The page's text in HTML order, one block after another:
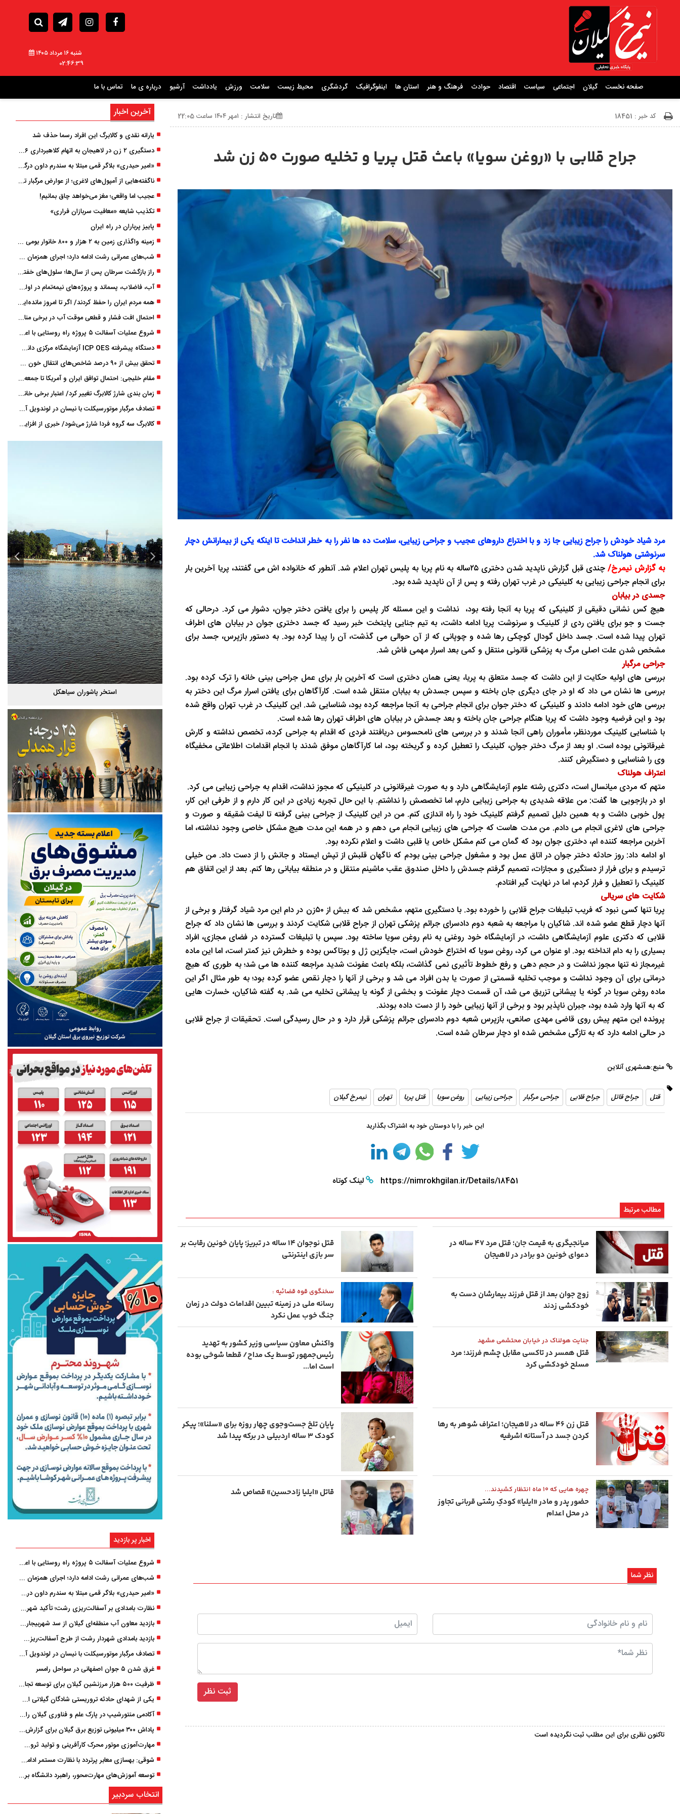
شنبه ۱۶ مرداد ۱۴۰۵
02:46:41
صفحه نخست گیلان اجتماعی سیاست اقتصاد حوادث فرهنگ و هنر استان ها اینفوگرافیک گردشگری محیط زیست سلامت ورزش یادداشت آرشیو درباره ی ما تماس با ما
کد خبر : 18451 تاریخ انتشار : ۱مهر ۱۴۰۴ ساعت 22:05
جراح قلابی با «روغن سویا» باعث قتل پریا و تخلیه صورت ۵۰ زن شد
مرد شیاد خودش را جراح زیبایی جا زد و با اختراع داروهای عجیب و جراحی زیبایی، سلامت ده ها نفر را به خطر انداخت تا اینکه یکی از بیمارانش دچار
سرنوشتی هولناک شد.
به گزارش نیمرخ/
چندی قبل گزارش ناپدید شدن دختری ۲۵ساله به نام پریا به پلیس تهران اعلام شد. آنطور که خانواده اش می گفتند، پریا آخرین بار
برای انجام جراحی زیبایی به کلینیکی در غرب تهران رفته و پس از آن ناپدید شده بود.
جسدی در بیابان
هیچ کس نشانی دقیقی از کلینیکی که پریا به آنجا رفته بود، نداشت و این مسئله کار پلیس را برای یافتن دختر جوان، دشوار می کرد. درحالی که
جست و جو برای یافتن ردی از کلینیک و سرنوشت پریا ادامه داشت، به تیم جنایی پایتخت خبر رسید که جسد دختری جوان در بیابان های اطراف
تهران پیدا شده است. جسد داخل گودال کوچکی رها شده و چوپانی که از آن حوالی می گذشت، آن را پیدا کرده بود. به دستور بازپرس، جسد برای
مشخص شدن علت اصلی مرگ به پزشکی قانونی منتقل و کمی بعد اسرار مهمی فاش شد.
جراحی مرگبار
بررسی های اولیه حکایت از این داشت که جسد متعلق به پریا، یعنی همان دختری است که آخرین بار برای عمل جراحی بینی خانه را ترک کرده بود.
بررسی ها نشان می داد که او در جای دیگری جان باخته و سپس جسدش به بیابان منتقل شده است. کارآگاهان برای یافتن اسرار مرگ این دختر به
بررسی های خود ادامه دادند و کلینیکی که دختر جوان برای انجام جراحی به آنجا مراجعه کرده بود، شناسایی شد. این کلینیک در غرب تهران واقع شده
بود و این فرضیه وجود داشت که پریا هنگام جراحی جان باخته و بعد جسدش در بیابان های اطراف تهران رها شده است.
با شناسایی کلینیک موردنظر، مأموران راهی آنجا شدند و در بررسی های نامحسوس دریافتند فردی که اقدام به جراحی کرده، تخصص نداشته و کارش
غیرقانونی بوده است. او بعد از مرگ دختر جوان، کلینیک را تعطیل کرده و گریخته بود، اما کارآگاهان موفق شدند با انجام اقدامات اطلاعاتی مخفیگاه
وی را شناسایی و دستگیرش کنند.
اعتراف هولناک
متهم که مردی میانسال است، دکتری رشته علوم آزمایشگاهی دارد و به صورت غیرقانونی در کلینیکی که مجوز نداشت، اقدام به جراحی زیبایی می کرد.
او در بازجویی ها گفت: من علاقه شدیدی به جراحی زیبایی دارم، اما تخصصش را نداشتم. با این حال تجربه زیادی در این کار دارم و از طرفی این کار،
پول خوبی داشت و به همین دلیل تصمیم گرفتم کلینیک خود را راه اندازی کنم. من در این کلینیک از جراحی بینی گرفته تا لیفت شقیقه و صورت و
جراحی های لاغری انجام می دادم. من مدت هاست که جراحی های زیبایی انجام می دهم و در همه این مدت هیچ مشکل خاصی وجود نداشته، اما
آخرین مراجعه کننده ام، دختری جوان بود که گمان می کنم مشکل خاص یا قلبی داشت و اعلام نکرده بود.
او ادامه داد: روز حادثه دختر جوان در اتاق عمل بود و مشغول جراحی بینی بودم که ناگهان قلبش از تپش ایستاد و جانش را از دست داد. من خیلی
ترسیدم و برای فرار از دستگیری و مجازات، تصمیم گرفتم جسدش را داخل صندوق عقب ماشینم منتقل و در منطقه بیابانی رها کنم. بعد از این اتفاق هم
کلینیک را تعطیل و فرار کردم، اما در نهایت گیر افتادم.
شکایت های سریالی
پریا تنها کسی نبود که فریب تبلیغات جراح قلابی را خورده بود. با دستگیری متهم، مشخص شد که بیش از ۵۰زن در دام این مرد شیاد گرفتار و برخی از
آنها دچار قطع عضو شده اند. شاکیان با مراجعه به شعبه دوم دادسرای جرائم پزشکی تهران از جراح قلابی شکایت کردند و بررسی ها نشان داد که جراح
قلابی که دکتری علوم آزمایشگاهی داشت، در آزمایشگاه خود روغنی به نام روغن سویا ساخته بود. سپس با تبلیغات گسترده در فضای مجازی، افراد
بسیاری را به دام انداخته بود. او عنوان می کرد، روغن سویا که اختراع خودش است، جایگزین ژل و بوتاکس بوده و خطرش نیز کمتر است، اما این ماده
غیرمجاز نه تنها مجوز نداشت و در حجم دهی و رفع خطوط تأثیری نمی گذاشت، بلکه باعث عفونت شدید مراجعه کننده ها می شد؛ به طوری که هیچ
درمانی برای آن وجود نداشت و موجب تخلیه قسمتی از صورت یا بدن افراد می شد و برخی از آنها را دچار نقص عضو کرده بود؛ به طور مثال اگر این
ماده روغن سویا در گونه یا پیشانی تزریق می شد، آن قسمت دچار عفونت و بخشی از گونه یا پیشانی تخلیه می شد. به گفته شاکیان، خسارت هایی
که به آنها وارد شده بود، جبران ناپذیر بود و برخی از آنها زیبایی خود را از دست داده بودند.
پرونده این متهم پیش روی قاضی مهدی صانعی، بازپرس شعبه دوم دادسرای جرائم پزشکی قرار دارد و در حال رسیدگی است. تحقیقات از جراح قلابی
در حالی ادامه دارد که به تازگی مشخص شده او دچار سرطان شده است.
منبع:همشهری آنلاین
قتل جراح قاتل جراح قلابی جراحی مرگبار جراحی زیبایی روغن سویا قتل پریا تهران نیمرخ گیلان
این خبر را با دوستان خود به اشتراک بگذارید
https://nimrokhgilan.ir/Details/18451 لینک کوتاه
مطالب مرتبط
میانجیگری به قیمت جان؛ قتل مرد ۴۷ ساله در
دعوای خونین دو برادر در لاهیجان
قتل نوجوان ۱۴ ساله در تبریز؛ پایان خونین رقابت بر
سر بازی اینترنتی
زوج جوان بعد از قتل فرزند بیمارشان دست به
خودکشی زدند
سخنگوی قوه قضائیه :
رسانه ملی در زمینه تبیین اقدامات دولت در زمان
جنگ خوب عمل نکرد
جنایت هولناک در خیابان محتشمی مشهد
قتل همسر در تاکسی مقابل چشم فرزند؛ مرد
مسلح خودکشی کرد
واکنش معاون سیاسی وزیر کشور به تهدید
رئیس‌جمهور توسط یک مداح/ قطعا شوخی بوده
است اما...
قتل زن ۴۶ ساله در لاهیجان؛ اعتراف شوهر به رها
کردن جسد در آستانه اشرفیه
پایان تلخ جست‌وجوی چهار روزه برای «سلنا»؛ پیکر
کودک ۳ ساله اردبیلی در برکه پیدا شد
چهره هایی که ۱۰ ماه انتظار کشیدند...
حضور پدر و مادر «ایلیا» کودکِ رشتی قربانی تجاوز
در محل اعدام
قاتل «ایلیا زادحسین» قصاص شد
نظر شما
تاکنون نظری برای این مطلب ثبت نگردیده است
آخرین اخبار
یارانه نقدی و کالابرگ این افراد رسما حذف شد
دستگیری ۲ زن در لاهیجان به اتهام کلاهبرداری ۶ میلیارد تومانی با وعده وام
«امیر حیدری» بلاگر قمی مبتلا به سندرم داون درگذشت
ناگفته‌هایی از آمپول‌های لاغری؛ از عوارض مرگبار تا زیبایی
عجیب اما واقعی؛ مغز می‌خواهد چاق بمانیم!
تکذیب شایعه «معافیت سربازان فراری»
پاییز پرباران در راه ایران
زمینه واگذاری زمین به ۲ هزار و ۸۰۰ خانوار بومی گیلان فراهم شد
شب‌های عمرانی رشت ادامه دارد؛ اجرای همزمان آسفالت‌ریزی در پنج منطقه شهری
راز بازگشت سرطان پس از سال‌ها؛ سلول‌های خفته چگونه دوباره بیدار می‌شوند؟
آب، فاضلاب، پسماند و پروژه‌های نیمه‌تمام در اولویت مصوبات سفر دولت
همه مردم ایران را حفظ کردند/ اگر تا امروز مانده‌ایم، به ‌خاطر مردم نجیب ایران بوده است
احتمال افت فشار و قطعی موقت آب در برخی مناطق گیلان
شروع عملیات آسفالت ۵ پروژه راه ‌روستایی با اعتبار ۳۷۰ میلیاردی در گیلان
دستگاه پیشرفته ICP OES آزمایشگاه مرکزی دانشگاه گیلان دوباره راه‌اندازی شد
تحقق بیش از ۹۰ درصد شاخص‌های انتقال خون گیلان/ نیاز فوری به نوسازی تجهیزات آزمایشگاهی
مقام خلیجی: احتمال توافق ایران و آمریکا تا جمعه 50 درصد است
زمان ‌بندی شارژ کالابرگ تغییر کرد/ اعتبار برخی خانوارها ماه بعد واریز می‌شود
تصادف مرگبار موتورسیکلت با نیسان در لوندویل آستارا/ انتقال مصدوم با اورژانس هوایی به رشت
کالابرگ سه گروه فردا شارژ می‌شود/ خبری از افزایش اعتبار نیست
استخر پاشوران سیاهکل پاییز هزار رنگ گیلان شب های همیشه روشن رشت در دل روستاهای گیلان
اخبار پر بازدید
شروع عملیات آسفالت ۵ پروژه راه ‌روستایی با اعتبار ۳۷۰ میلیاردی در گیلان
شب‌های عمرانی رشت ادامه دارد؛ اجرای همزمان آسفالت‌ریزی در پنج منطقه شهری
«امیر حیدری» بلاگر قمی مبتلا به سندرم داون درگذشت
نظارت بامدادی بر آسفالت‌ریزی رشت؛ تأکید شهردار و بازرس کل بر کیفیت اجرای پروژه‌ها
بازدید معاون آب منطقه‌ای گیلان از سد شهربیجار برای تداوم تأمین آب شرب استان
بازدید بامدادی شهردار رشت از طرح آسفالت‌ریزی گسترده در مناطق پنج‌گانه
تصادف مرگبار موتورسیکلت با نیسان در لوندویل آستارا/ انتقال مصدوم با اورژانس هوایی به رشت
غرق شدن ۵ جوان اصفهانی در سواحل رامسر
ظرفیت ۵۰۰ هزار مرزنشین گیلان برای توسعه تجارت فعال می‌شود
یکی از شهدای حادثه تروریستی شادگان گیلانی است/ شهادت «سینا سیاه‌ نژاد» در درگیری با اشرار مسلح
آکادمی منتورشیپ در پارک علم و فناوری گیلان راه‌اندازی شد
پاداش ۳۰۰ میلیونی توزیع برق گیلان برای گزارش ماینرهای غیرمجاز
مهارت‌آموزی موتور محرک کارآفرینی و تولید ثروت است
شوقی: بهسازی معابر پرتردد با نظارت مستمر ادامه دارد
توسعه آموزش‌های مهارت‌محور، راهبرد دانشگاه برای تربیت نیروی متخصص است
انتخاب سردبیر